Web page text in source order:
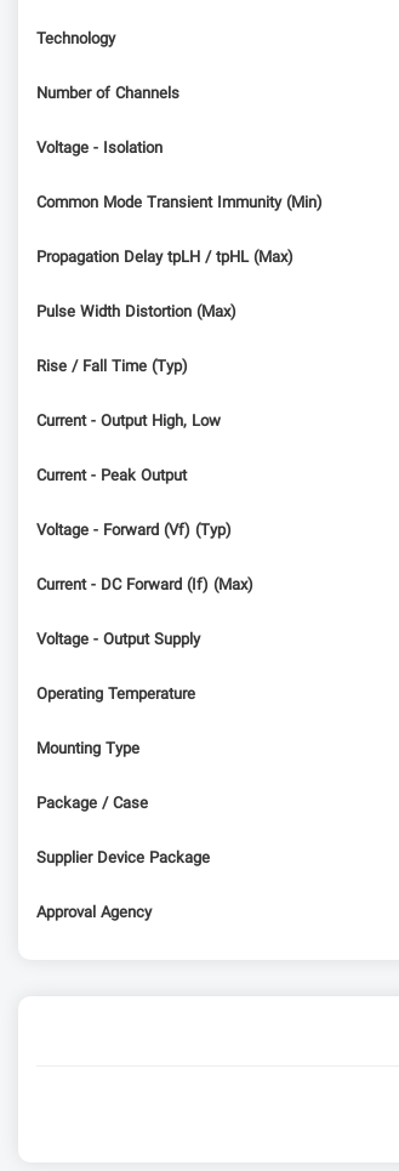
Technology
Number of Channels
Voltage - Isolation
Common Mode Transient Immunity (Min)
Propagation Delay tpLH / tpHL (Max)
Pulse Width Distortion (Max)
Rise / Fall Time (Typ)
Current - Output High, Low
Current - Peak Output
Voltage - Forward (Vf) (Typ)
Current - DC Forward (If) (Max)
Voltage - Output Supply
Operating Temperature
Mounting Type
Package / Case
Supplier Device Package
Approval Agency